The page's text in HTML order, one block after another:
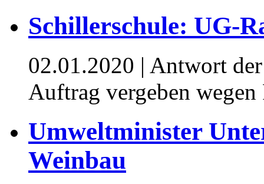
Schillerschule: UG-
02.01.2020 | Antwort
Auftrag vergeben
Umweltminister
Weinbau